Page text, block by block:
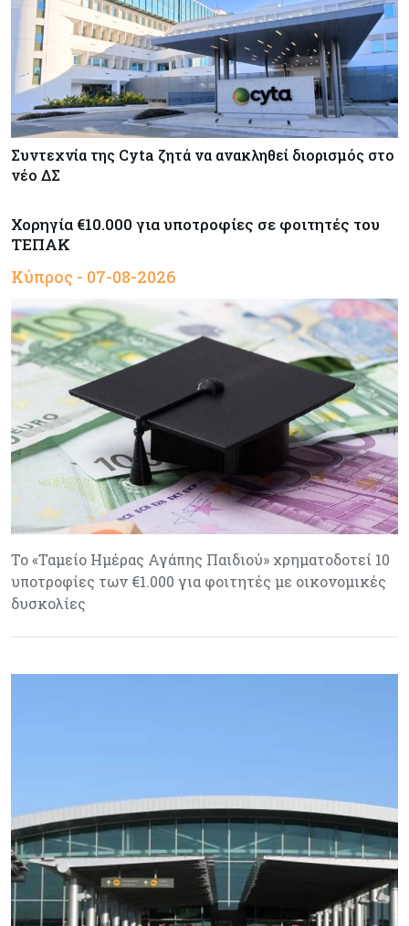
Συντεχνία της Cyta ζητά να ανακληθεί διορισμός στο
νέο ΔΣ
Χορηγία €10.000 για υποτροφίες σε φοιτητές του
ΤΕΠΑΚ
Κύπρος - 07-08-2026
Το «Ταμείο Ημέρας Αγάπης Παιδιού» χρηματοδοτεί 10
υποτροφίες των €1.000 για φοιτητές με οικονομικές
δυσκολίες